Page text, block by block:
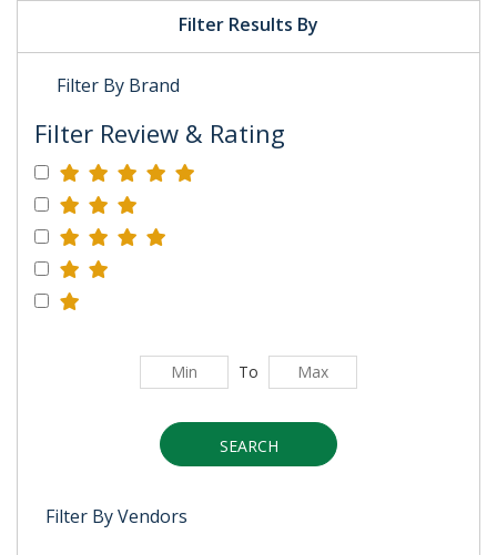
Filter Results By
Filter By Brand
Filter Review & Rating
To
SEARCH
Filter By Vendors